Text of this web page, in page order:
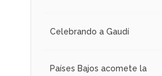
Celebrando a Gaudí
Países Bajos acomete la